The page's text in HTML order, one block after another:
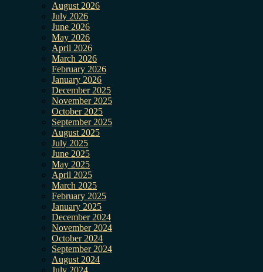
August 2026
July 2026
June 2026
May 2026
April 2026
March 2026
February 2026
January 2026
December 2025
November 2025
October 2025
September 2025
August 2025
July 2025
June 2025
May 2025
April 2025
March 2025
February 2025
January 2025
December 2024
November 2024
October 2024
September 2024
August 2024